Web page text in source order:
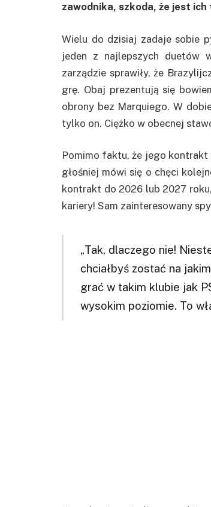
zawodnika, szkoda, że jest ich
Wielu do dzisiaj zadaje sobie
jeden z najlepszych duetów
zarządzie sprawiły, że
grę. Obaj prezentują się
obrony bez Marquiego. W
tylko on. Ciężko w obecnej
Pomimo faktu, że jego kontrakt
głośniej mówi się o chęci
kontrakt do 2026 lub 2027
kariery! Sam zainteresowany
„Tak, dlaczego nie!
chciałbyś zostać na
grać w takim klubie jak
wysokim poziomie. To